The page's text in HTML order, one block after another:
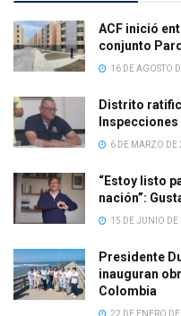
ACF inició
conjunto
16 DE AGOSTO
Distrito
6 DE MARZO DE
“Estoy listo
nación”:
15 DE JUNIO DE
Presidente
inauguran
Colombia
22 DE ENERO